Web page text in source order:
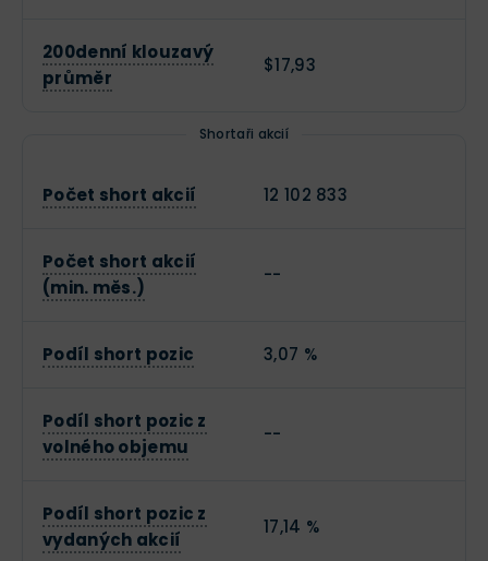
200denní klouzavý
průměr
$17,93
Shortaři akcií
Počet short akcií 12 102 833
Počet short akcií
(min. měs.)
--
Podíl short pozic 3,07 %
Podíl short pozic z
volného objemu
--
Podíl short pozic z
vydaných akcií
17,14 %